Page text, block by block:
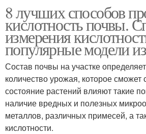
8 лучших способов
кислотность почвы.
измерения
популярные модели
Состав почвы на участке
количество урожая, которое сможет
состояние растений влияют такие
наличие вредных и полезных
металлов, различных примесей, а
кислотности.